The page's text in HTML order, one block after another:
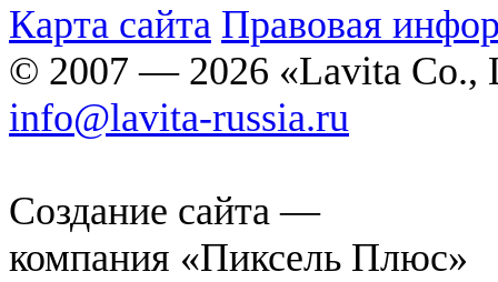
Карта сайта Правовая
© 2007 — 2026 «Lavita Co.,
info@lavita-russia.ru
Создание сайта —
компания «Пиксель Плюс»